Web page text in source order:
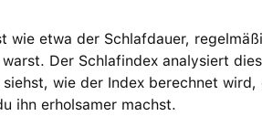
wie etwa der Schlafdauer,
Der Schlafindex analysiert
wie der Index berechnet
ihn erholsamer machst.